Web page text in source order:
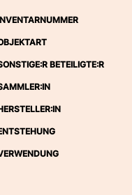
BETEILIGTE:R